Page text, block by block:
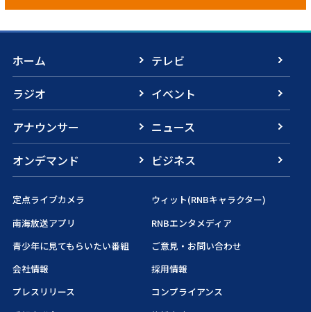
ホーム
テレビ
ラジオ
イベント
アナウンサー
ニュース
オンデマンド
ビジネス
定点ライブカメラ
ウィット(RNBキャラクター)
南海放送アプリ
RNBエンタメディア
青少年に見てもらいたい番組
ご意見・お問い合わせ
会社情報
採用情報
プレスリリース
コンプライアンス